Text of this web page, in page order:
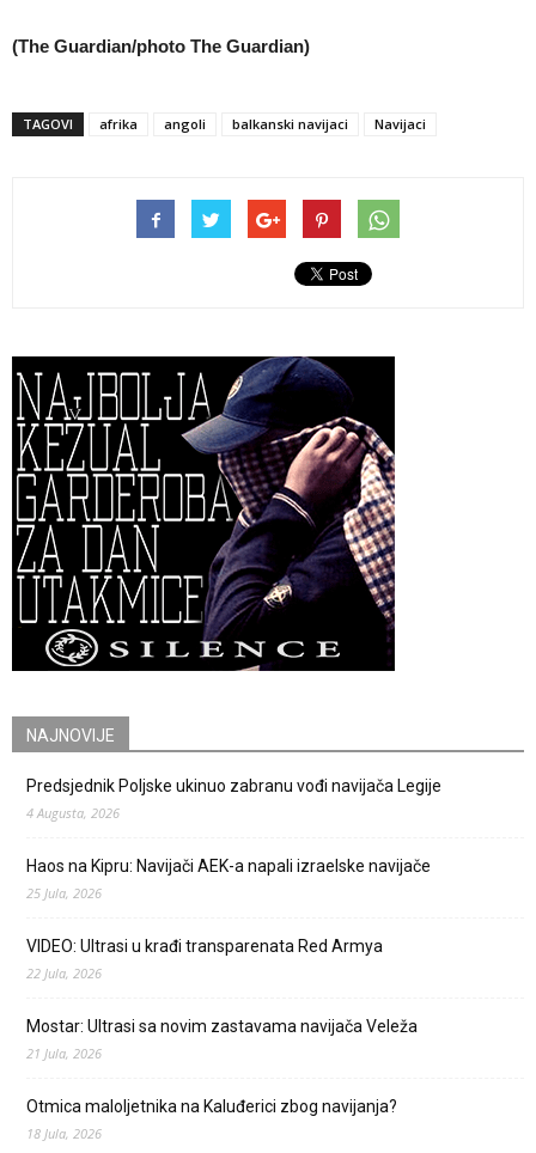
(The Guardian/photo The Guardian)
TAGOVI afrika angoli balkanski navijaci Navijaci
NAJNOVIJE
Predsjednik Poljske ukinuo zabranu vođi navijača Legije
4 Augusta, 2026
Haos na Kipru: Navijači AEK-a napali izraelske navijače
25 Jula, 2026
VIDEO: Ultrasi u krađi transparenata Red Armya
22 Jula, 2026
Mostar: Ultrasi sa novim zastavama navijača Veleža
21 Jula, 2026
Otmica maloljetnika na Kaluđerici zbog navijanja?
18 Jula, 2026